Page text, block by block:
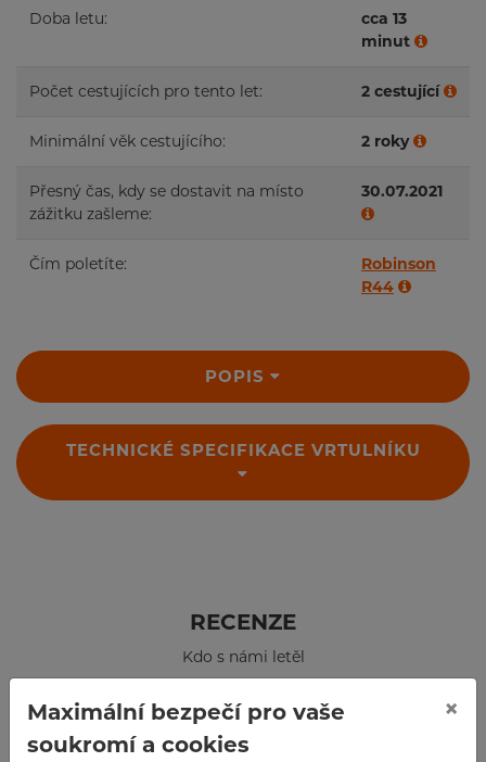
Doba letu:
cca 13
minut
Počet cestujících pro tento let: 2 cestující
Minimální věk cestujícího: 2 roky
Přesný čas, kdy se dostavit na místo
zážitku zašleme:
30.07.2021
Čím poletíte:
Robinson
R44
POPIS
RECENZE
Kdo s námi letěl
Maximální bezpečí pro vaše
soukromí a cookies
×